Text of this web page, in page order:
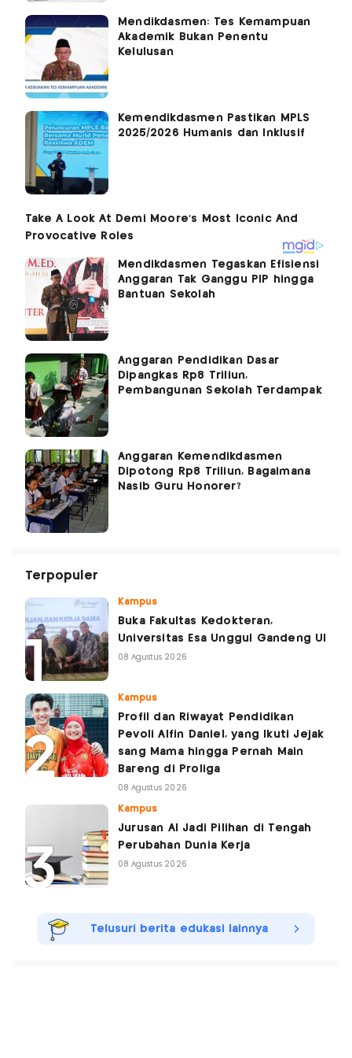
Mendikdasmen: Tes Kemampuan
Akademik Bukan Penentu
Kelulusan
Kemendikdasmen Pastikan MPLS
2025/2026 Humanis dan Inklusif
Mendikdasmen Tegaskan Efisiensi
Anggaran Tak Ganggu PIP hingga
Bantuan Sekolah
Anggaran Pendidikan Dasar
Dipangkas Rp8 Triliun,
Pembangunan Sekolah Terdampak
Anggaran Kemendikdasmen
Dipotong Rp8 Triliun, Bagaimana
Nasib Guru Honorer?
Terpopuler
Kampus
Buka Fakultas Kedokteran,
Universitas Esa Unggul Gandeng UI
08 Agustus 2026
Kampus
Profil dan Riwayat Pendidikan
Pevoli Alfin Daniel, yang Ikuti Jejak
sang Mama hingga Pernah Main
Bareng di Proliga
08 Agustus 2026
Kampus
Jurusan AI Jadi Pilihan di Tengah
Perubahan Dunia Kerja
08 Agustus 2026
Telusuri berita edukasi lainnya